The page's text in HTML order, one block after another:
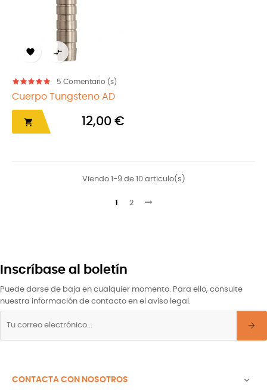
 
5 Comentario (s)
Cuerpo Tungsteno AD
 12,00 €
Viendo 1-9 de 10 articulo(s)
1 2
Inscríbase al boletín
Puede darse de baja en cualquier momento. Para ello, consulte
nuestra información de contacto en el aviso legal.
CONTACTA CON NOSOTROS 